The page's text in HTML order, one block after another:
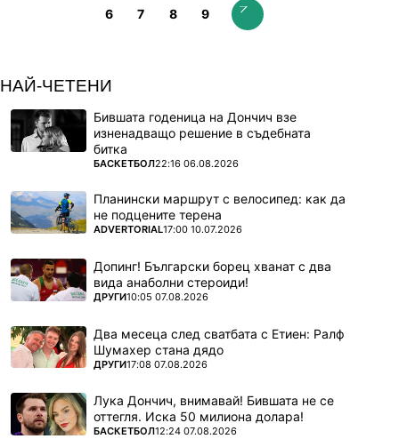
6 7 8 9
НАЙ-ЧЕТЕНИ
Бившата годеница на Дончич взе
изненадващо решение в съдебната
битка
ПОВЕЧЕ ОТ
БАСКЕТБОЛ22:16 06.08.2026
Планински маршрут с велосипед: как да
не подцените терена
ПОВЕЧЕ ОТ
ADVERTORIAL17:00 10.07.2026
Допинг! Български борец хванат с два
вида анаболни стероиди!
ПОВЕЧЕ ОТ
ДРУГИ10:05 07.08.2026
Два месеца след сватбата с Етиен: Ралф
Шумахер стана дядо
ПОВЕЧЕ ОТ
ДРУГИ17:08 07.08.2026
Лука Дончич, внимавай! Бившата не се
оттегля. Иска 50 милиона долара!
ПОВЕЧЕ ОТ
БАСКЕТБОЛ12:24 07.08.2026